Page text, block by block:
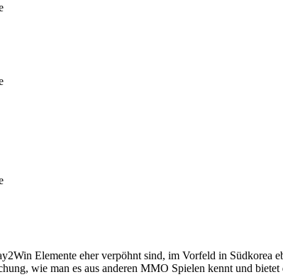
Elemente eher verpöhnt sind, im Vorfeld in Südkorea
wie man es aus anderen MMO Spielen kennt und bietet